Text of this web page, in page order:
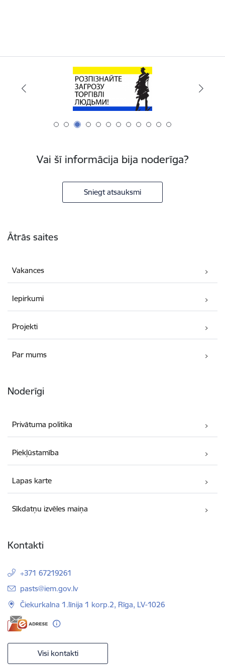
Vai šī informācija bija noderīga?
Sniegt atsauksmi
Ātrās saites
Vakances
Iepirkumi
Projekti
Par mums
Noderīgi
Privātuma politika
Piekļūstamība
Lapas karte
Sīkdatņu izvēles maiņa
Kontakti
+371 67219261
E-pasts:
pasts@iem.gov.lv
Čiekurkalna 1.līnija 1 korp.2, Rīga, LV-1026
Visi kontakti